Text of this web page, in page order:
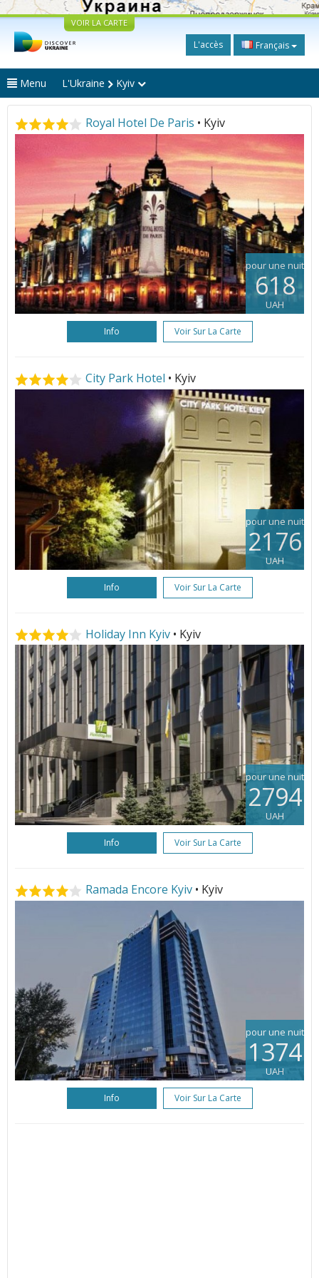
VOIR LA CARTE
L'accès Français
Menu L'Ukraine Kyiv
Royal Hotel De Paris • Kyiv
pour une nuit
618
UAH
Info Voir Sur La Carte
City Park Hotel • Kyiv
pour une nuit
2176
UAH
Info Voir Sur La Carte
Holiday Inn Kyiv • Kyiv
pour une nuit
2794
UAH
Info Voir Sur La Carte
Ramada Encore Kyiv • Kyiv
pour une nuit
1374
UAH
Info Voir Sur La Carte